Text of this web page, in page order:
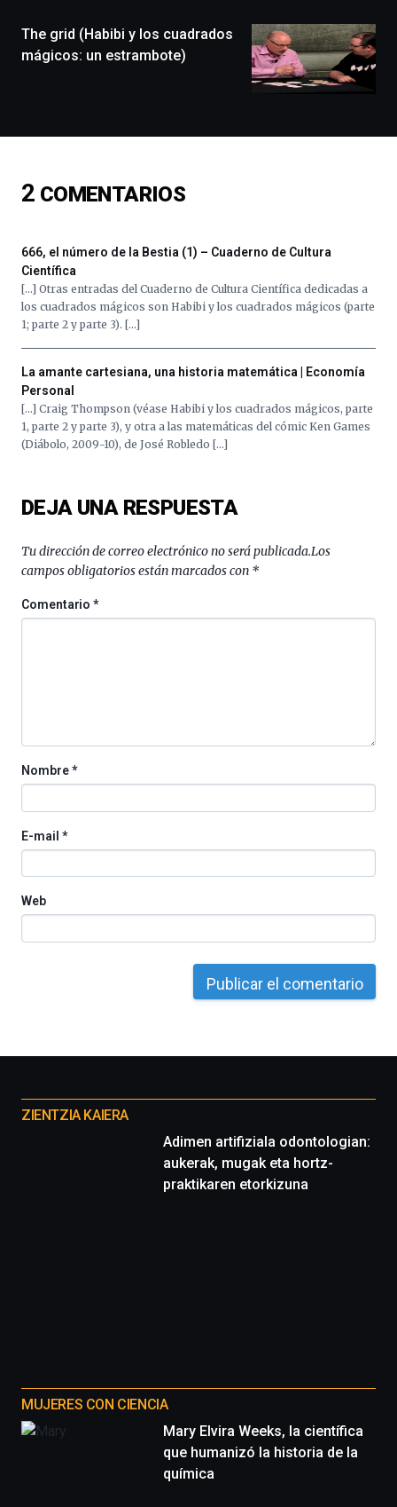
monólogos,
exposiciones,
conferencias,
de
16
de
octubre.
La
iniciativa,
organizada
por
la
Cátedra…
The grid (Habibi y los cuadrados
mágicos: un estrambote)
2 COMENTARIOS
666, el número de la Bestia (1) – Cuaderno de Cultura
Científica
[…] Otras entradas del Cuaderno de Cultura Científica dedicadas a
los cuadrados mágicos son Habibi y los cuadrados mágicos (parte
1; parte 2 y parte 3). […]
La amante cartesiana, una historia matemática | Economía
Personal
[…] Craig Thompson (véase Habibi y los cuadrados mágicos, parte
1, parte 2 y parte 3), y otra a las matemáticas del cómic Ken Games
(Diábolo, 2009-10), de José Robledo […]
DEJA UNA RESPUESTA
Tu dirección de correo electrónico no será publicada.Los
campos obligatorios están marcados con *
Comentario*
Nombre*
E-mail *
Web
proyectos
ZIENTZIA KAIERA
Adimen artifiziala odontologian:
aukerak, mugak eta hortz-
praktikaren etorkizuna
MUJERES CON CIENCIA
Mary Elvira Weeks, la científica
que humanizó la historia de la
química